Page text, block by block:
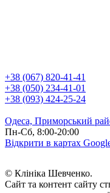
+38 (067) 820-41-41
+38 (050) 234-41-01
+38 (093) 424-25-24
Одеса, Приморський
Пн-Сб, 8:00-20:00
Відкрити в картах
© Клініка Шевченко.
Сайт та контент сайту